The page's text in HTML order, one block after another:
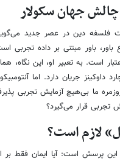
جهان سکولار
فلسفه دین در عصر جدید
باور مبتنی بر داده تجربی
است. به تعبیر او، این
داوکینز جریان دارد. اما
ما بی‌هیچ آزمایش تجربی
تجربی قرار می‌گیرد؟
لازم است؟
پرسش است: آیا ایمان فقط بر